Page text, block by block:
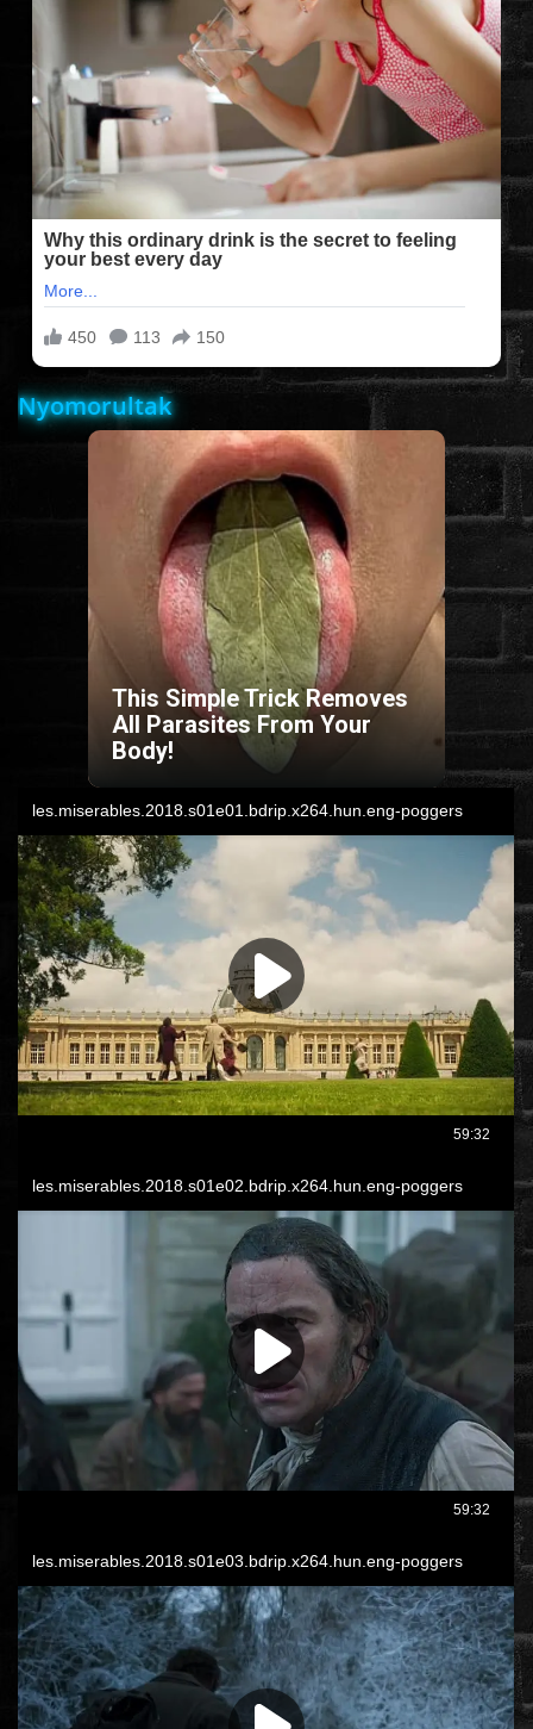
FILMEK (2025-ÖS)
FILMEK (2024-ES)
FILMEK (2023-AS)
FILMEK (2022-ES)
FELIRATOS FILMEK
AKCIÓ
FANTASY
THRILLER
KRIMI
DRÁMA
HÁBORÚS
CSALÁDI
WESTERN
TÖRTÉNELMI
DOKUMENTUMFILMEK
ÉLŐ ADÁSOK (LIVE)
SOROZAT
Nyomorultak
This Simple Trick Removes
All Parasites From Your
Body!